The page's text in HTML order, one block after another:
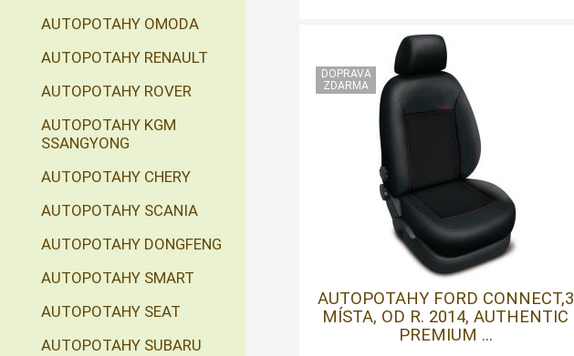
AUTOPOTAHY FORD CONNECT,3
MÍSTA, OD R. 2014, AUTHENTIC
PREMIUM ...
AUTOPOTAHY OMODA
AUTOPOTAHY RENAULT
AUTOPOTAHY ROVER
AUTOPOTAHY KGM
SSANGYONG
AUTOPOTAHY CHERY
AUTOPOTAHY SCANIA
AUTOPOTAHY DONGFENG
AUTOPOTAHY SMART
AUTOPOTAHY SEAT
AUTOPOTAHY SUBARU